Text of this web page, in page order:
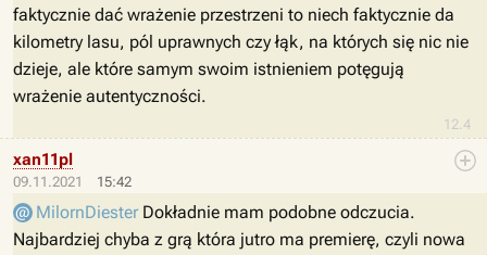
12.4
faktycznie dać wrażenie przestrzeni to niech faktycznie da
kilometry lasu, pól uprawnych czy łąk, na których się nic nie
dzieje, ale które samym swoim istnieniem potęgują
wrażenie autentyczności.
09.11.2021 15:42
xan11pl
MilornDiesterDokładnie mam podobne odczucia.
Najbardziej chyba z grą która jutro ma premierę, czyli nowa